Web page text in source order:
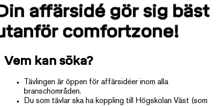
affärsidé gör sig bäst
comfortzone!
Vem kan söka?
Tävlingen är öppen för affärsidéer inom alla
branschområden.
Du som tävlar ska ha koppling till Högskolan Väst (som